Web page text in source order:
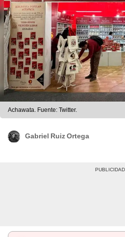
Achawata. Fuente: Twitter.
Gabriel Ruiz Ortega